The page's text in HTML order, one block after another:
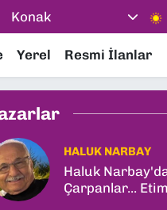
Konak
Yerel Resmi İlanlar
HALUK NARBAY
Haluk
Çarpanlar...